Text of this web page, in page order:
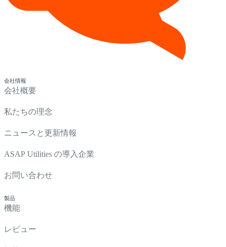
会社情報
会社概要
私たちの理念
ニュースと更新情報
ASAP Utilities の導入企業
お問い合わせ
製品
機能
レビュー